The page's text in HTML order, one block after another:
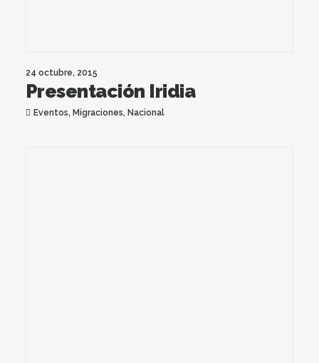
24 octubre, 2015
Presentación Iridia
Eventos, Migraciones, Nacional